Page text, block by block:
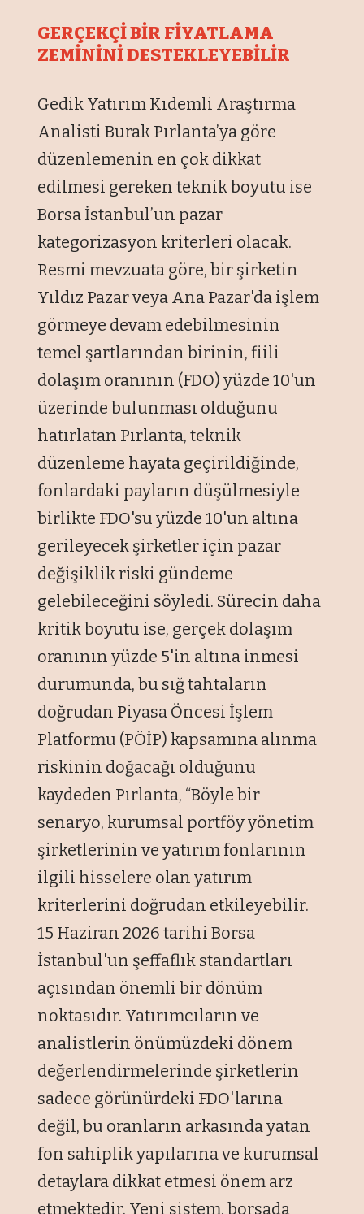
GERÇEKÇİ BİR FİYATLAMA
ZEMİNİNİ DESTEKLEYEBİLİR
Gedik Yatırım Kıdemli Araştırma
Analisti Burak Pırlanta’ya göre
düzenlemenin en çok dikkat
edilmesi gereken teknik boyutu ise
Borsa İstanbul’un pazar
kategorizasyon kriterleri olacak.
Resmi mevzuata göre, bir şirketin
Yıldız Pazar veya Ana Pazar'da işlem
görmeye devam edebilmesinin
temel şartlarından birinin, fiili
dolaşım oranının (FDO) yüzde 10'un
üzerinde bulunması olduğunu
hatırlatan Pırlanta, teknik
düzenleme hayata geçirildiğinde,
fonlardaki payların düşülmesiyle
birlikte FDO'su yüzde 10'un altına
gerileyecek şirketler için pazar
değişiklik riski gündeme
gelebileceğini söyledi. Sürecin daha
kritik boyutu ise, gerçek dolaşım
oranının yüzde 5'in altına inmesi
durumunda, bu sığ tahtaların
doğrudan Piyasa Öncesi İşlem
Platformu (PÖİP) kapsamına alınma
riskinin doğacağı olduğunu
kaydeden Pırlanta, “Böyle bir
senaryo, kurumsal portföy yönetim
şirketlerinin ve yatırım fonlarının
ilgili hisselere olan yatırım
kriterlerini doğrudan etkileyebilir.
15 Haziran 2026 tarihi Borsa
İstanbul'un şeffaflık standartları
açısından önemli bir dönüm
noktasıdır. Yatırımcıların ve
analistlerin önümüzdeki dönem
değerlendirmelerinde şirketlerin
sadece görünürdeki FDO'larına
değil, bu oranların arkasında yatan
fon sahiplik yapılarına ve kurumsal
detaylara dikkat etmesi önem arz
etmektedir. Yeni sistem, borsada